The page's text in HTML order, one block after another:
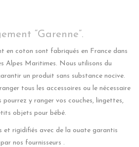
“Garenne”.
en coton sont fabriqués en France dans
Alpes Maritimes. Nous utilisons du
un produit sans substance nocive.
tous les accessoires ou le nécessaire
y ranger vos couches, lingettes,
objets pour bébé.
et rigidifiés avec de la ouate garantis
nos fournisseurs .